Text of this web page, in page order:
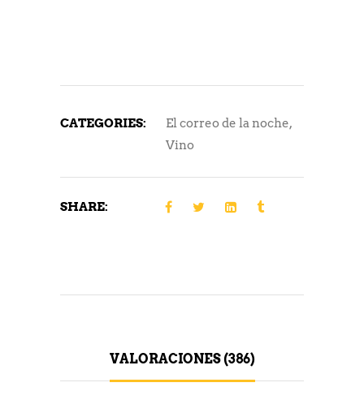
CATEGORIES: El correo de la noche,
Vino
SHARE:
VALORACIONES (386)